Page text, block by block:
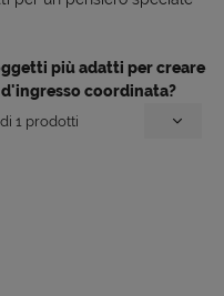
più adatti per creare
coordinata?
1 prodotti